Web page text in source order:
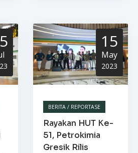
15
May
2023
BERITA / REPORTASE
Rayakan HUT Ke-
51, Petrokimia
Gresik Rilis